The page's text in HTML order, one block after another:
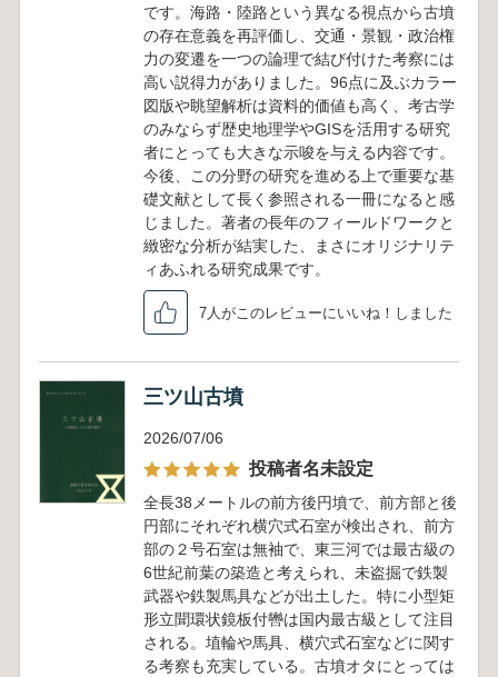
です。海路・陸路という異なる視点から古墳
の存在意義を再評価し、交通・景観・政治権
力の変遷を一つの論理で結び付けた考察には
高い説得力がありました。96点に及ぶカラー
図版や眺望解析は資料的価値も高く、考古学
のみならず歴史地理学やGISを活用する研究
者にとっても大きな示唆を与える内容です。
今後、この分野の研究を進める上で重要な基
礎文献として長く参照される一冊になると感
じました。著者の長年のフィールドワークと
緻密な分析が結実した、まさにオリジナリテ
ィあふれる研究成果です。
7人がこのレビューにいいね！しました
三ツ山古墳
2026/07/06
投稿者名未設定
全長38メートルの前方後円墳で、前方部と後
円部にそれぞれ横穴式石室が検出され、前方
部の２号石室は無袖で、東三河では最古級の
6世紀前葉の築造と考えられ、未盗掘で鉄製
武器や鉄製馬具などが出土した。特に小型矩
形立聞環状鏡板付轡は国内最古級として注目
される。埴輪や馬具、横穴式石室などに関す
る考察も充実している。古墳オタにとっては